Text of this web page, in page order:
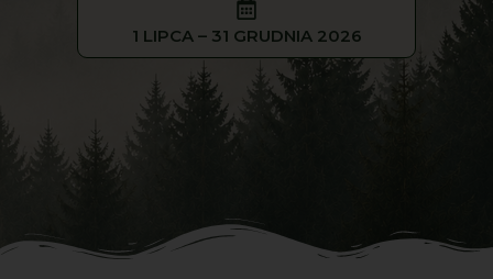
1 LIPCA – 31 GRUDNIA 2026